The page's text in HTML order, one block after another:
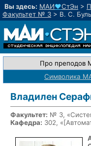
Вы здесь: МАИ♥СтЭн >
Факультет № 3 > В. С.
Про преподов
Символика
Владилен
Факультет: № 3,
Кафедра: 302, «